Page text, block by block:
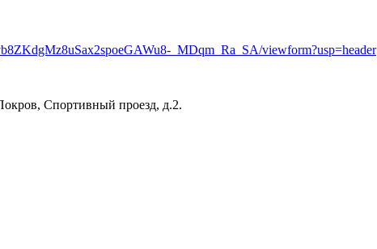
_MDqm_Ra_SA/viewform?usp=header
, Спортивный проезд, д.2.